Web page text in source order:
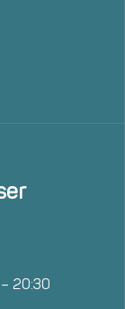
20:30